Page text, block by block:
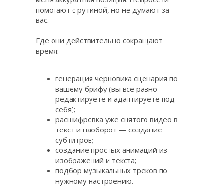
помогают с рутиной, но не думают за
вас.
Где они действительно сокращают
время:
генерация черновика сценария по
вашему брифу (вы всё равно
редактируете и адаптируете под
себя);
расшифровка уже снятого видео в
текст и наоборот — создание
субтитров;
создание простых анимаций из
изображений и текста;
подбор музыкальных треков по
нужному настроению.